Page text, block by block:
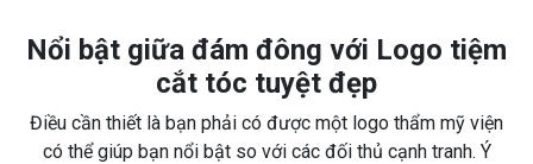
Nổi bật giữa đám đông với Logo tiệm
cắt tóc tuyệt đẹp
Điều cần thiết là bạn phải có được một logo thẩm mỹ viện
có thể giúp bạn nổi bật so với các đối thủ cạnh tranh. Ý